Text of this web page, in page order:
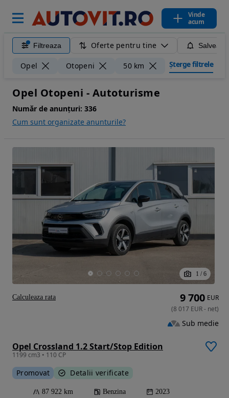
Vinde
acum
Filtreaza Oferte pentru tine
Opel Otopeni 50 km Șterge filtrele
Opel Otopeni - Autoturisme
Număr de anunțuri: 336
Cum sunt organizate anunturile?
1 / 6
Opel Crossland 1.2 Start/Stop Edition
1199 cm3 • 110 CP
Promovat Detalii verificate
87 922 km Benzina 2023
9 700 EUR
(8 017 EUR- net)
Sub medie
Calculeaza rata